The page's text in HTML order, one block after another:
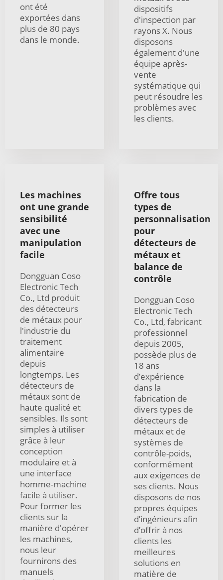
ont été
exportées dans
plus de 80 pays
dans le monde.
dispositifs
d'inspection par
rayons X. Nous
disposons
également d'une
équipe après-
vente
systématique qui
peut résoudre les
problèmes avec
les clients.
Les machines
ont une grande
sensibilité
avec une
manipulation
facile
Dongguan Coso
Electronic Tech
Co., Ltd produit
des détecteurs
de métaux pour
l'industrie du
traitement
alimentaire
depuis
longtemps. Les
détecteurs de
métaux sont de
haute qualité et
sensibles. Ils sont
simples à utiliser
grâce à leur
conception
modulaire et à
une interface
homme-machine
facile à utiliser.
Pour former les
clients sur la
manière d'opérer
les machines,
nous leur
fournirons des
manuels
Offre tous
types de
personnalisation
pour
détecteurs de
métaux et
balance de
contrôle
Dongguan Coso
Electronic Tech
Co., Ltd, fabricant
professionnel
depuis 2005,
possède plus de
18 ans
d’expérience
dans la
fabrication de
divers types de
détecteurs de
métaux et de
systèmes de
contrôle-poids,
conformément
aux exigences de
ses clients. Nous
disposons de nos
propres équipes
d’ingénieurs afin
d’offrir à nos
clients les
meilleures
solutions en
matière de